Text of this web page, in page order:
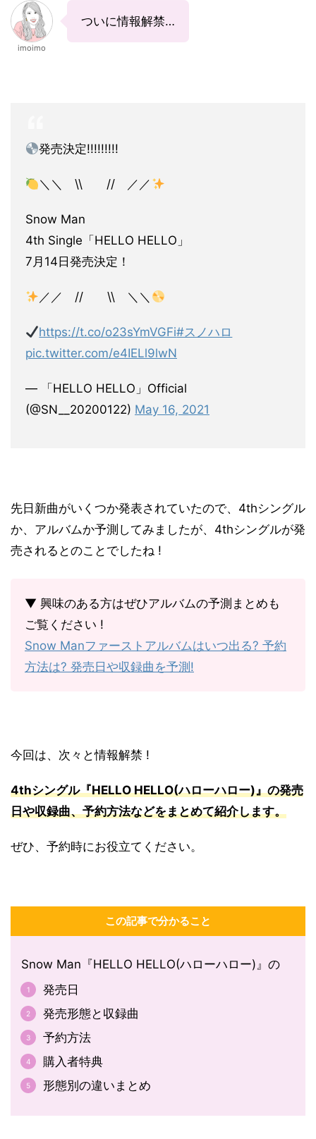
imoimo
ついに情報解禁…
発売決定!!!!!!!!!
＼＼ \\ // ／／
Snow Man
4th Single「HELLO HELLO」
7月14日発売決定！
／／ // \\ ＼＼
https://t.co/o23sYmVGFi#スノハロ
pic.twitter.com/e4IELl9lwN
— 「HELLO HELLO」Official
(@SN__20200122) May 16, 2021
先日新曲がいくつか発表されていたので、4thシングル
か、アルバムか予測してみましたが、4thシングルが発
売されるとのことでしたね !
▼ 興味のある方はぜひアルバムの予測まとめも
ご覧ください !
Snow Manファーストアルバムはいつ出る? 予約
方法は? 発売日や収録曲を予測!
今回は、次々と情報解禁 !
4thシングル『HELLO HELLO(ハローハロー)』の発売
日や収録曲、予約方法などをまとめて紹介します。
ぜひ、予約時にお役立てください。
この記事で分かること
Snow Man『HELLO HELLO(ハローハロー)』の
発売日
発売形態と収録曲
予約方法
購入者特典
形態別の違いまとめ